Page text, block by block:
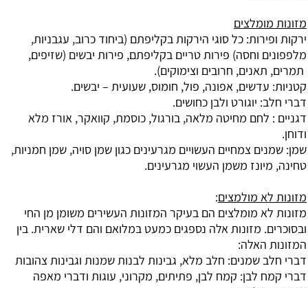
מזונות מומלצים
ירקות ופירות: כל סוגי הירקות בקליפתם (ביחוד כרוב, עגבניות,
מלפפונים וחסה) פירות טריים בקליפתם, פירות יבשים (שזיפים,
תמרים, תאנים, חרובים וצימוקים).
קטניות: עדשים, אפונה, פול, חומוס, שעועית – יבשים.
דברי חלב: יוגורט ולבן כחושים.
דגניים : לחם מחיטה מלאה, בורגול, כוסמת, קוואקר, אורז מלא
ודוחן.
שמן: שמנים צמחיים העשויים מגרעינים כגון שמן סויה, שמן חמניות,
טחינה, מיונז משמן העשוי מגרעינים.
מזונות לא מולמצים:
מזונות לא מומלצים הם בעיקר המזונות העשירים משומן מן החי
ובסוכרים. מזונות אלה נספגים כמעט במלואם והם דלי שארית. בין
המזונות האלה:
דברי חלב שמנים: חלב מלא, גבינות לבנות שמנות וגבינות צהובות
דברי קמח לבן: קמח לבן, פתיתים, מקרוני, עוגות ודברי מאפה